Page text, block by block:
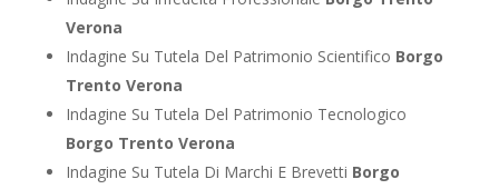
Verona
Indagine Su Tutela Del Patrimonio Scientifico Borgo
Trento Verona
Indagine Su Tutela Del Patrimonio Tecnologico
Borgo Trento Verona
Indagine Su Tutela Di Marchi E Brevetti Borgo